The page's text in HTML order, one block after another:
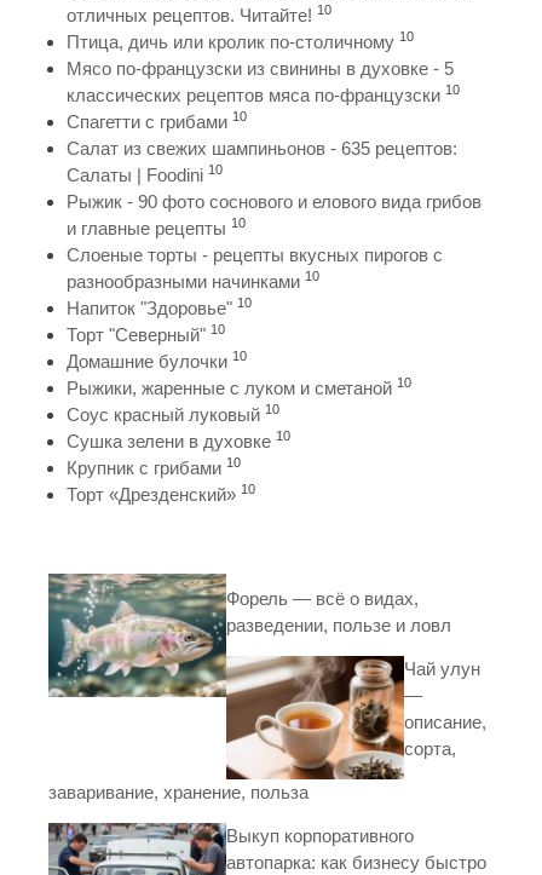
отличных рецептов. Читайте! 10
Птица, дичь или кролик по-столичному 10
Мясо по-французски из свинины в духовке - 5
классических рецептов мяса по-французски 10
Спагетти с грибами 10
Салат из свежих шампиньонов - 635 рецептов:
Салаты | Foodini 10
Рыжик - 90 фото соснового и елового вида грибов
и главные рецепты 10
Слоеные торты - рецепты вкусных пирогов с
разнообразными начинками 10
Напиток "Здоровье" 10
Торт "Северный" 10
Домашние булочки 10
Рыжики, жаренные с луком и сметаной 10
Соус красный луковый 10
Сушка зелени в духовке 10
Крупник с грибами 10
Торт «Дрезденский» 10
Форель — всё о видах,
разведении, пользе и ловл
Чай улун
—
описание,
сорта,
заваривание, хранение, польза
Выкуп корпоративного
автопарка: как бизнесу быстро